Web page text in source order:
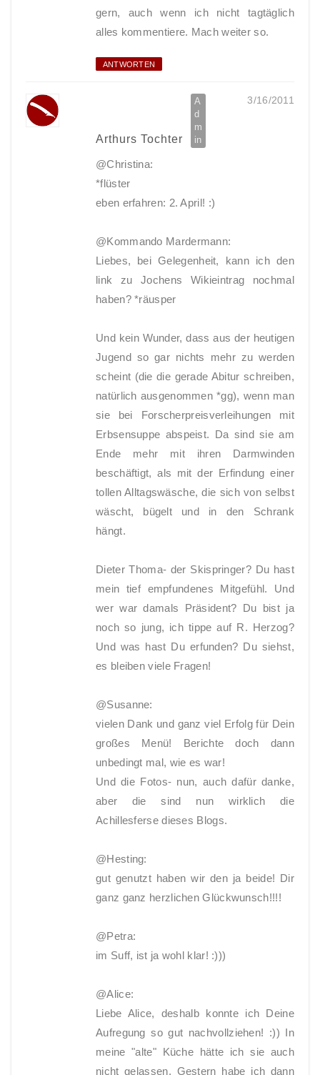
gern, auch wenn ich nicht tagtäglich
alles kommentiere. Mach weiter so.
ANTWORTEN
Arthurs Tochter
3/16/2011
@Christina:
*flüster
eben erfahren: 2. April! :)
@Kommando Mardermann:
Liebes, bei Gelegenheit, kann ich den
link zu Jochens Wikieintrag nochmal
haben? *räusper
Und kein Wunder, dass aus der heutigen
Jugend so gar nichts mehr zu werden
scheint (die die gerade Abitur schreiben,
natürlich ausgenommen *gg), wenn man
sie bei Forscherpreisverleihungen mit
Erbsensuppe abspeist. Da sind sie am
Ende mehr mit ihren Darmwinden
beschäftigt, als mit der Erfindung einer
tollen Alltagswäsche, die sich von selbst
wäscht, bügelt und in den Schrank
hängt.
Dieter Thoma- der Skispringer? Du hast
mein tief empfundenes Mitgefühl. Und
wer war damals Präsident? Du bist ja
noch so jung, ich tippe auf R. Herzog?
Und was hast Du erfunden? Du siehst,
es bleiben viele Fragen!
@Susanne:
vielen Dank und ganz viel Erfolg für Dein
großes Menü! Berichte doch dann
unbedingt mal, wie es war!
Und die Fotos- nun, auch dafür danke,
aber die sind nun wirklich die
Achillesferse dieses Blogs.
@Hesting:
gut genutzt haben wir den ja beide! Dir
ganz ganz herzlichen Glückwunsch!!!!
@Petra:
im Suff, ist ja wohl klar! :)))
@Alice:
Liebe Alice, deshalb konnte ich Deine
Aufregung so gut nachvollziehen! :)) In
meine "alte" Küche hätte ich sie auch
nicht gelassen. Gestern habe ich dann